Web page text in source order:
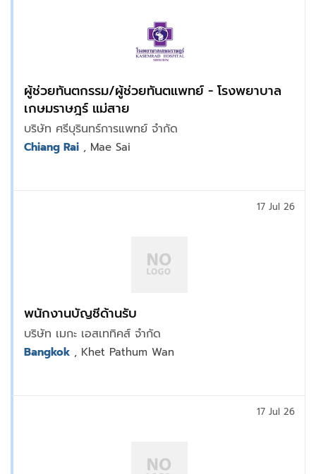
ผู้ช่วยทันตกรรม/ผู้ช่วยทันตแพทย์ - โรงพยาบาล
เกษมราษฎร์ แม่สาย
บริษัท ศรีบุรินทร์การแพทย์ จำกัด
Chiang Rai , Mae Sai
พนักงานบัญชีด้านรับ
บริษัท เมกะ เอสเททิคส์ จำกัด
17 Jul 26
Bangkok , Khet Pathum Wan
17 Jul 26